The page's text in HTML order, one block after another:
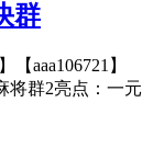
群
aaa106721】
将群2亮点：一元